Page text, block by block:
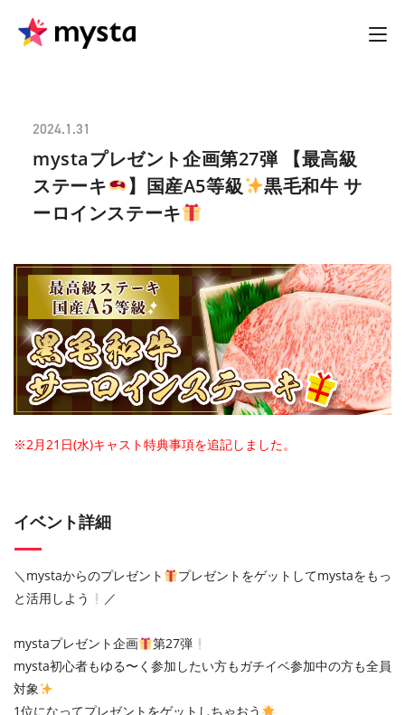
2024.1.31
mystaプレゼント企画第27弾 【最高級
ステーキ
】国産A5等級
黒毛和牛 サ
ーロインステーキ
※2月21日(水)キャスト特典事項を追記しました。
イベント詳細
＼mystaからのプレゼント
プレゼントをゲットしてmystaをもっ
と活用しよう
／
mystaプレゼント企画
第27弾
mysta初心者もゆる〜く参加したい方もガチイベ参加中の方も全員
対象
1位になってプレゼントをゲットしちゃおう